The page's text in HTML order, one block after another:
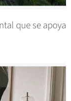
que se apoya